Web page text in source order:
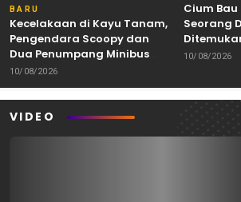
BARU
Kecelakaan di Kayu Tanam,
Pengendara Scoopy dan
Dua Penumpang Minibus
Terluka
10/08/2026
Cium
Seorang
Pasia
10/08/2026
VIDEO